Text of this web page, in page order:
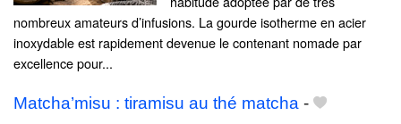
nombreux amateurs d’infusions. La gourde isotherme en acier
inoxydable est rapidement devenue le contenant nomade par
excellence pour...
Matcha’misu : tiramisu au thé matcha -